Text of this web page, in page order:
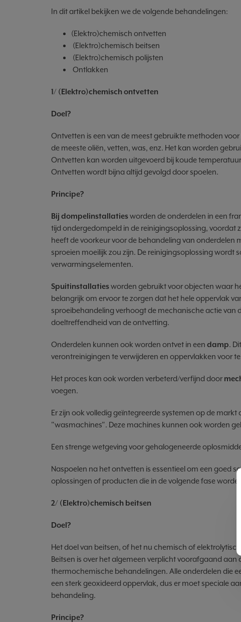
In dit artikel bekijken we de volgende behandelingen:
(Elektro)chemisch ontvetten
(Elektro)chemisch beitsen
(Elektro)chemisch polijsten
Ontlakken
1/ (Elektro)chemisch ontvetten
Doel?
Ontvetten is een van de meest gebruikte methoden
de meeste oliën, vetten, was, enz. Het kan worden
Ontvetten kan worden uitgevoerd bij koude
Ontvetten wordt bijna altijd gevolgd door spoelen.
Principe?
Bij dompelinstallatiesworden de onderdelen in een
tijd ondergedompeld in de reinigingsoplossing, voordat
heeft de voorkeur voor de behandeling van
sproeien moeilijk zou zijn. De reinigingsoplossing wordt
verwarmingselementen.
Spuitinstallatiesworden gebruikt voor objecten waar
belangrijk om ervoor te zorgen dat het hele oppervlak
sproeibehandeling verhoogt de mechanische actie van
doeltreffendheid van de ontvetting.
Onderdelen kunnen ook worden ontvet in een damp.
verontreinigingen te verwijderen en oppervlakken voor
Het proces kan ook worden verbeterd/verfijnd door
voegen.
Er zijn ook volledig geïntegreerde systemen op de
"wasmachines". Deze machines kunnen ook worden
Een strenge wetgeving voor gehalogeneerde
Naspoelen na het ontvetten is essentieel om een goed
oplossingen of producten die in de volgende fase
2/ (Elektro)chemisch beitsen
Doel?
Het doel van beitsen, of het nu chemisch of
Beitsen is over het algemeen verplicht voorafgaand
thermochemische behandelingen. Alle onderdelen die
een sterk geoxideerd oppervlak, dus er moet speciale
behandeling.
Principe?